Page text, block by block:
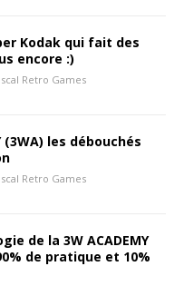
Kodak qui fait des
encore :)
Retro Games
(3WA) les débouchés
Retro Games
de la 3W ACADEMY
de pratique et 10%